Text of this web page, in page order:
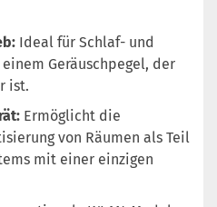
Ideal für Schlaf- und
Geräuschpegel, der
ist.
Ermöglicht die
von Räumen als Teil
mit einer einzigen